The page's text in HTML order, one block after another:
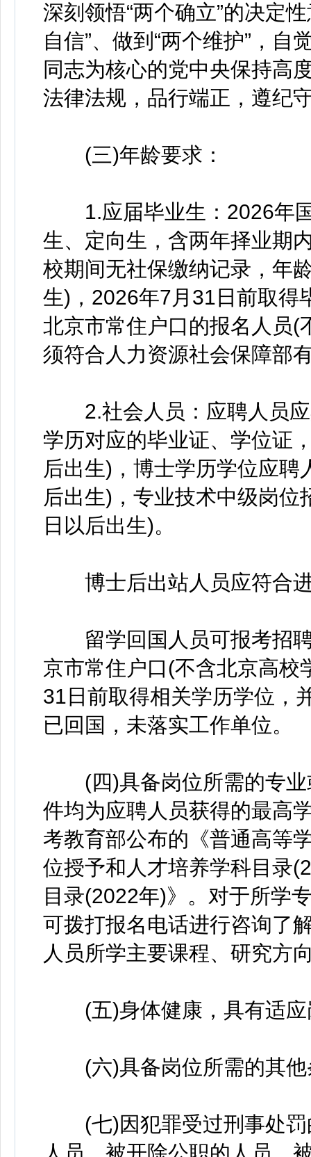
深刻领悟“两个确立”的决定
自信”、做到“两个维护”，
同志为核心的党中央保持高
法律法规，品行端正，遵纪
(三)年龄要求：
1.应届毕业生：2026年国
生、定向生，含两年择业期
校期间无社保缴纳记录，年
生)，2026年7月31日前取得
北京市常住户口的报名人员(
须符合人力资源社会保障部
2.社会人员：应聘人员应
学历对应的毕业证、学位证
后出生)，博士学历学位应
后出生)，专业技术中级岗
日以后出生)。
博士后出站人员应符合进
留学回国人员可报考招聘
京市常住户口(不含北京高
31日前取得相关学历学位，
已回国，未落实工作单位。
(四)具备岗位所需的专业
件均为应聘人员获得的最高
考教育部公布的《普通高等
位授予和人才培养学科目录
目录(2022年)》。对于所学
可拨打报名电话进行咨询了
人员所学主要课程、研究方
(五)身体健康，具有适应
(六)具备岗位所需的其他
(七)因犯罪受过刑事处罚